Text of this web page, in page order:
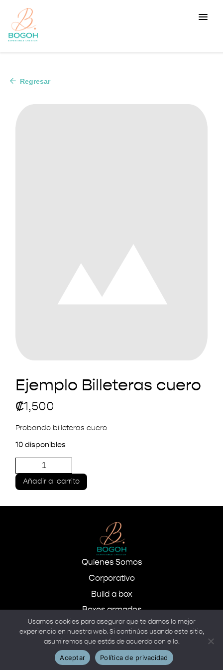
arrow_back Regresar
Ejemplo Billeteras cuero
₡1,500
Probando billeteras cuero
10 disponibles
Ejemplo
cuero
cantidad
Añadir al carrito
Quienes Somos
Corporativo
Build a box
Boxes armados
Copyright © 2022 Diseñado y Desarrollado porBamboo Tech Studio
Usamos cookies para asegurar que te damos la mejor
experiencia en nuestra web. Si continúas usando este sitio,
asumiremos que estás de acuerdo con ello.
Aceptar Política de privacidad